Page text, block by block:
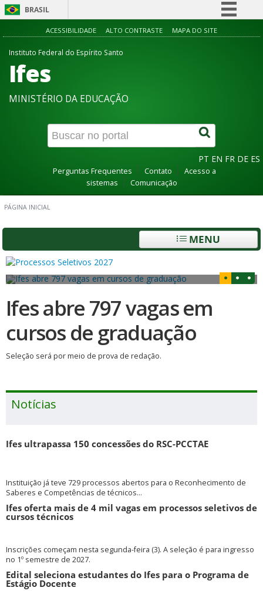
BRASIL
Simplifique!
Canais
ACESSIBILIDADE ALTO CONTRASTE MAPA DO SITE
Instituto Federal do Espírito Santo
Ifes
MINISTÉRIO DA EDUCAÇÃO
PT EN FR DE ES
Perguntas Frequentes Contato
Acesso a
sistemas
Comunicação
PÁGINA INICIAL
MENU
Ifes abre 797 vagas em
cursos de graduação
Seleção será por meio de prova de redação.
Notícias
Ifes ultrapassa 150 concessões do RSC-PCCTAE
Instituição já teve 729 processos abertos para o Reconhecimento de
Saberes e Competências de técnicos...
Ifes oferta mais de 4 mil vagas em processos seletivos de
cursos técnicos
Inscrições começam nesta segunda-feira (3). A seleção é para ingresso
no 1º semestre de 2027.
Edital seleciona estudantes do Ifes para o Programa de
Estágio Docente